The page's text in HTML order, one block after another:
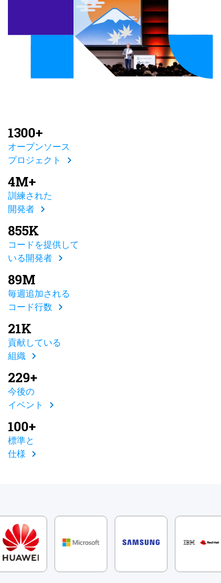
1300+
オープンソース
プロジェクト
4M+
訓練された
開発者
855K
コードを提供して
いる開発者
89M
毎週追加される
コード行数
21K
貢献している
組織
229+
今後の
イベント
100+
標準と
仕様